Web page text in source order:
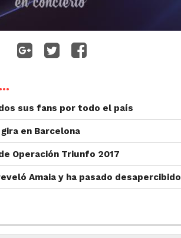
sus fans por todo el país
en Barcelona
Operación Triunfo 2017
Amaia y ha pasado desapercibido